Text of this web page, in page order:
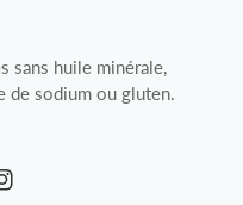
sans huile minérale,
de sodium ou gluten.